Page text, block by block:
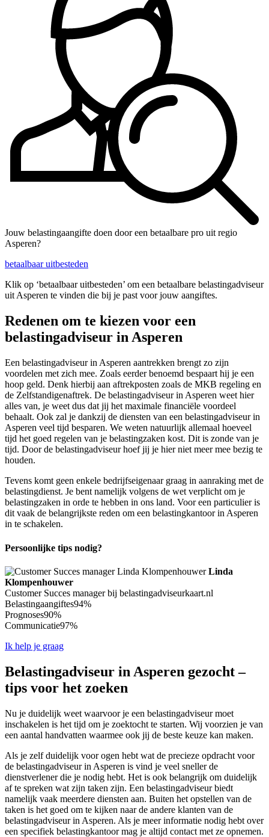
Jouw belastingaangifte doen door een betaalbare pro uit regio
Asperen?
betaalbaar uitbesteden
Klik op ‘betaalbaar uitbesteden’ om een betaalbare belastingadviseur
uit Asperen te vinden die bij je past voor jouw aangiftes.
Redenen om te kiezen voor een
belastingadviseur in Asperen
Een belastingadviseur in Asperen aantrekken brengt zo zijn
voordelen met zich mee. Zoals eerder benoemd bespaart hij je een
hoop geld. Denk hierbij aan aftrekposten zoals de MKB regeling en
de Zelfstandigenaftrek. De belastingadviseur in Asperen weet hier
alles van, je weet dus dat jij het maximale financiële voordeel
behaalt. Ook zal je dankzij de diensten van een belastingadviseur in
Asperen veel tijd besparen. We weten natuurlijk allemaal hoeveel
tijd het goed regelen van je belastingzaken kost. Dit is zonde van je
tijd. Door de belastingadviseur hoef jij je hier niet meer mee bezig te
houden.
Tevens komt geen enkele bedrijfseigenaar graag in aanraking met de
belastingdienst. Je bent namelijk volgens de wet verplicht om je
belastingzaken in orde te hebben in ons land. Voor een particulier is
dit vaak de belangrijkste reden om een belastingkantoor in Asperen
in te schakelen.
Persoonlijke tips nodig?
Linda
Klompenhouwer
Customer Succes manager bij belastingadviseurkaart.nl
Belastingaangiftes94%
Prognoses90%
Communicatie97%
Ik help je graag
Belastingadviseur in Asperen gezocht –
tips voor het zoeken
Nu je duidelijk weet waarvoor je een belastingadviseur moet
inschakelen is het tijd om je zoektocht te starten. Wij voorzien je van
een aantal handvatten waarmee ook jij de beste keuze kan maken.
Als je zelf duidelijk voor ogen hebt wat de precieze opdracht voor
de belastingadviseur in Asperen is vind je veel sneller de
dienstverlener die je nodig hebt. Het is ook belangrijk om duidelijk
af te spreken wat zijn taken zijn. Een belastingadviseur biedt
namelijk vaak meerdere diensten aan. Buiten het opstellen van de
taken is het goed om te kijken naar de andere klanten van de
belastingadviseur in Asperen. Als je meer informatie nodig hebt over
een specifiek belastingkantoor mag je altijd contact met ze opnemen.